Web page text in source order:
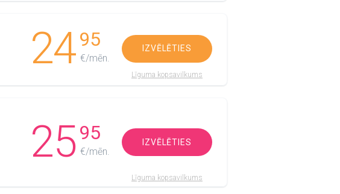
2495
€/mēn.
IZVĒLĒTIES
Līguma kopsavilkums
2595
€/mēn.
IZVĒLĒTIES
Līguma kopsavilkums